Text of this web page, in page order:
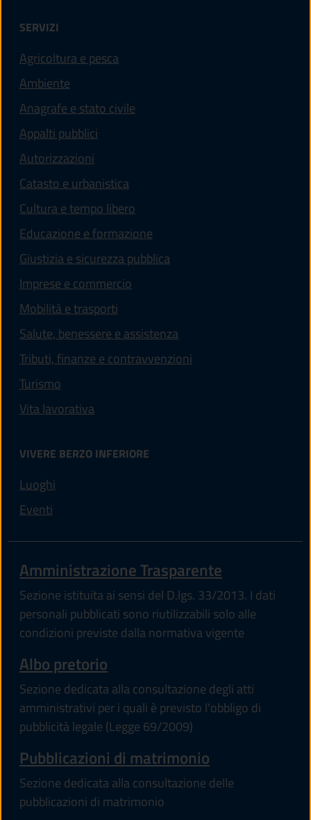
SERVIZI
Agricoltura e pesca
Ambiente
Anagrafe e stato civile
Appalti pubblici
Autorizzazioni
Catasto e urbanistica
Cultura e tempo libero
Educazione e formazione
Giustizia e sicurezza pubblica
Imprese e commercio
Mobilità e trasporti
Salute, benessere e assistenza
Tributi, finanze e contravvenzioni
Turismo
Vita lavorativa
VIVERE BERZO INFERIORE
Luoghi
Eventi
Amministrazione Trasparente
Sezione istituita ai sensi del D.lgs. 33/2013. I dati
personali pubblicati sono riutilizzabili solo alle
condizioni previste dalla normativa vigente
Albo pretorio
Sezione dedicata alla consultazione degli atti
amministrativi per i quali è previsto l'obbligo di
pubblicità legale (Legge 69/2009)
Pubblicazioni di matrimonio
Sezione dedicata alla consultazione delle
pubblicazioni di matrimonio